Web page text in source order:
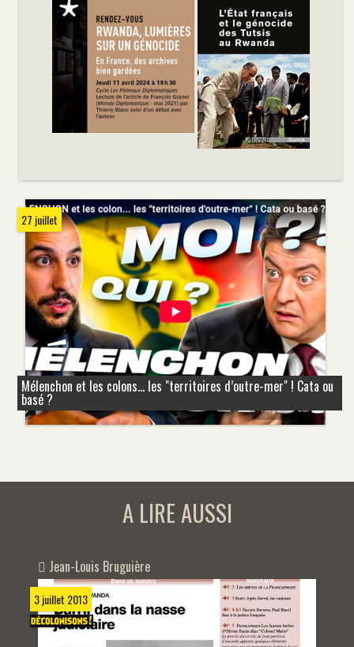
27 juillet
Mélenchon et les colons... les "territoires d’outre-mer" ! Cata ou
basé ?
A LIRE AUSSI
Jean-Louis Bruguière
3 juillet 2013